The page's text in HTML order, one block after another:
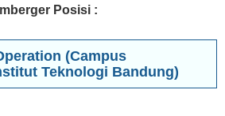
Posisi :
(Campus
Teknologi Bandung)